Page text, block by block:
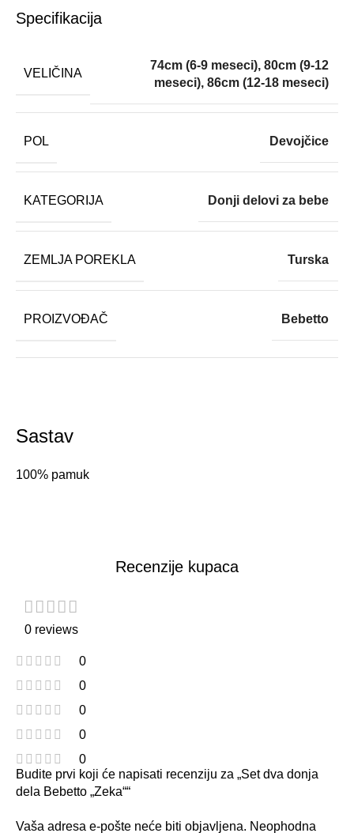
Specifikacija
VELIČINA
74cm (6-9 meseci), 80cm (9-12
meseci), 86cm (12-18 meseci)
POL Devojčice
KATEGORIJA Donji delovi za bebe
ZEMLJA POREKLA Turska
PROIZVOĐAČ Bebetto
Sastav
100% pamuk
Recenzije kupaca
0 reviews
0
0
0
0
0
Budite prvi koji će napisati recenziju za „Set dva donja
dela Bebetto „Zeka““
Vaša adresa e-pošte neće biti objavljena. Neophodna